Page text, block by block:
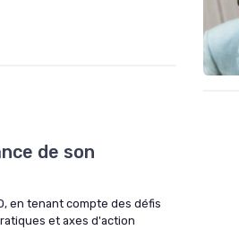
de son
en tenant compte des défis
et axes d'action